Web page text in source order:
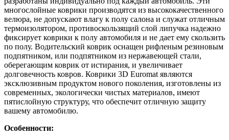
многослойные коврики производятся из высококачественного
велюра, не допускают влагу к полу салона и служат отличным
термоизолятором, противоскользящий слой липучка надежно
фиксирует коврики к полу автомобиля и не дает ему скользить
по полу. Водительский коврик оснащен рифленым резиновым
подпятником, или подпятником из нержавеющей стали,
оберегающим коврик от истирания, и увеличивает
долговечность ковров. Коврики 3D Euromat являются
эксклюзивным продуктом нового поколения, изготовлены из
современных, экологически чистых материалов, имеют
пятислойную структуру, что обеспечит отличную защиту
вашему автомобилю.
Особенности: